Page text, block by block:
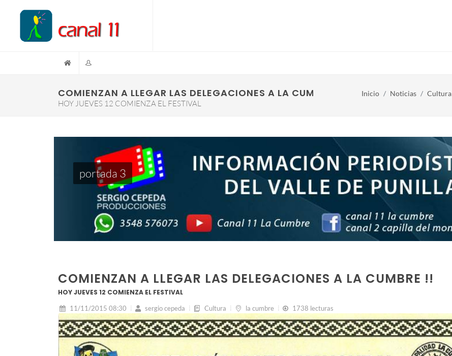
COMIENZAN A LLEGAR LAS DELEGACIONES A LA CUMBRE !!
HOY JUEVES 12 COMIENZA EL FESTIVAL
Inicio Noticias Cultura
portada 3
COMIENZAN A LLEGAR LAS DELEGACIONES A LA CUMBRE !!
HOY JUEVES 12 COMIENZA EL FESTIVAL
11/11/2015 08:30 sergio cepeda Cultura la cumbre 1738 lecturas